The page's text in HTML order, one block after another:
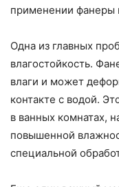
применении фанеры
Одна из главных
влагостойкость.
влаги и может
контакте с водой.
в ванных комнатах,
повышенной
специальной